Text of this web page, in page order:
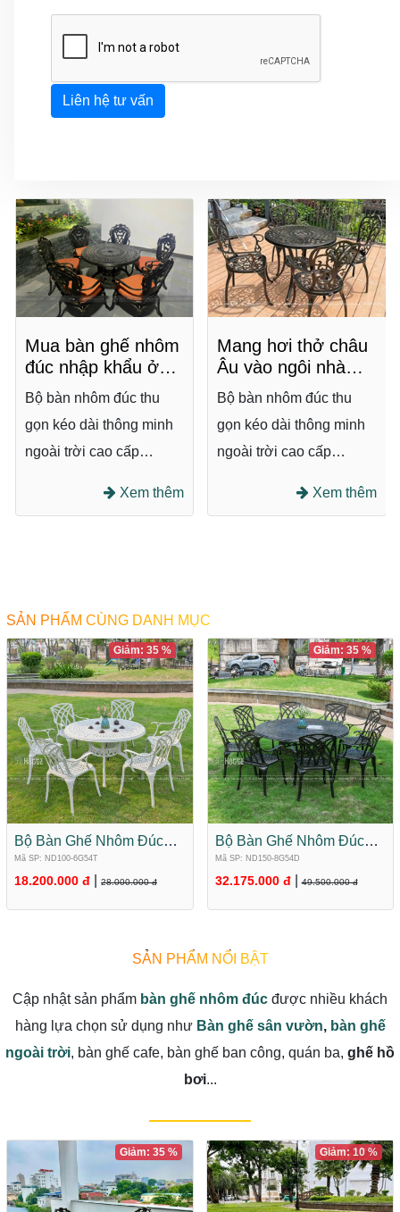
doanh nghiệp.
Liên hệ tư vấn
Mua bàn ghế nhôm
đúc nhập khẩu ở
đâu chất lượng, giá
tốt?
Bộ bàn nhôm đúc thu
gọn kéo dài thông minh
ngoài trời cao cấp
liệu chất lượng cao và
độ bền vững, sản phẩm
này đáp ứng được nhu
cầu sử dụng trong môi
trường ngoài trời, từ sân
vườn, ban công đến các
khu vực quán cafe, nhà
hàng hay khu vực tiếp
khách tại các doanh
nghiệp.
Xem thêm
Mang hơi thở châu
Âu vào ngôi nhà
bạn với bàn ghế
nhôm đúc cổ điển
Bộ bàn nhôm đúc thu
gọn kéo dài thông minh
ngoài trời cao cấp
độ bền vững, sản phẩm
này đáp ứng được nhu
cầu sử dụng trong môi
trường ngoài trời, từ sân
vườn, ban công đến các
khu vực quán cafe, nhà
hàng hay khu vực tiếp
khách tại các doanh
nghiệp.
Xem thêm
SẢN PHẨM CÙNG DANH MỤC
Bộ Bàn Ghế Nhôm Đúc
Mặt Tròn Màu Trắng 6 Ghế
ND100-6G54T
Mã SP: ND100-6G54T
18.200.000 đ 28.000.000 đ
Giảm: 35 %
Bộ Bàn Ghế Nhôm Đúc
Cỡ Lớn Mặt Tròn Màu Đen
Ánh Đồng 8 Ghế ND150-
Mã SP: ND150-8G54D
32.175.000 đ 49.500.000 đ
Giảm: 35 %
SẢN PHẨM NỔI BẬT
Cập nhật sản phẩm bàn ghế nhôm đúc được nhiều khách
hàng lựa chọn sử dụng như Bàn ghế sân vườn, bàn ghế
ngoài trời, bàn ghế cafe, bàn ghế ban công, quán ba, ghế hồ
bơi...
Giảm: 35 % Giảm: 10 %